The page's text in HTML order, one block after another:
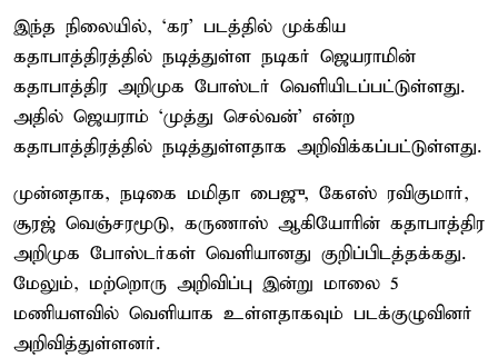
இந்த நிலையில், ‘கர’ படத்தில் முக்கிய
கதாபாத்திரத்தில் நடித்துள்ள நடிகர் ஜெயராமின்
கதாபாத்திர அறிமுக போஸ்டர் வெளியிடப்பட்டுள்ளது.
அதில் ஜெயராம் ‘முத்து செல்வன்’ என்ற
கதாபாத்திரத்தில் நடித்துள்ளதாக அறிவிக்கப்பட்டுள்ளது.
முன்னதாக, நடிகை மமிதா பைஜு, கேஎஸ் ரவிகுமார்,
சூரஜ் வெஞ்சரமூடு, கருணாஸ் ஆகியோரின் கதாபாத்திர
அறிமுக போஸ்டர்கள் வெளியானது குறிப்பிடத்தக்கது.
மேலும், மற்றொரு அறிவிப்பு இன்று மாலை 5
மணியளவில் வெளியாக உள்ளதாகவும் படக்குழுவினர்
அறிவித்துள்ளனர்.